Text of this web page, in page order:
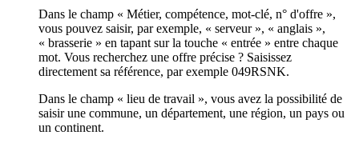
Dans le champ « Métier, compétence, mot-clé, n° d'offre »,
vous pouvez saisir, par exemple, « serveur », « anglais »,
« brasserie » en tapant sur la touche « entrée » entre chaque
mot. Vous recherchez une offre précise ? Saisissez
directement sa référence, par exemple 049RSNK.
Dans le champ « lieu de travail », vous avez la possibilité de
saisir une commune, un département, une région, un pays ou
un continent.